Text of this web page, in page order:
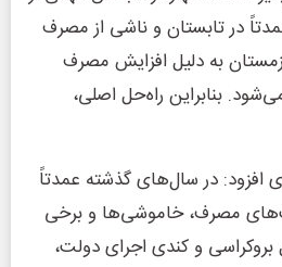
در تابستان و ناشی از مصرف
به دلیل افزایش مصرف
بنابراین راه‌حل اصلی،
افزود: در سال‌های گذشته عمدتاً
مصرف، خاموشی‌ها و برخی
و کندی اجرای دولت،